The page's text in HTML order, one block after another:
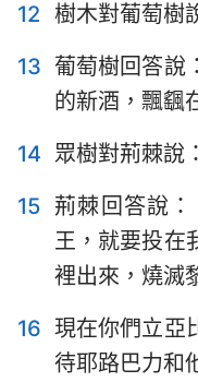
12 樹木對葡萄樹
13 葡萄樹回答說
的新酒，飄颻
14 眾樹對荊棘說
15 荊棘回答說
王，就要投在
裡出來，燒滅
16 現在你們立亞
待耶路巴力和